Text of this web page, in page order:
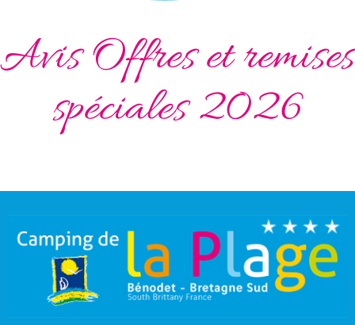
Avis Offres et remises
spéciales 2026